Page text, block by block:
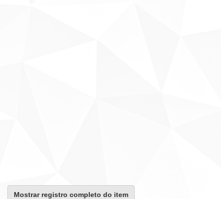
Mostrar registro completo do item